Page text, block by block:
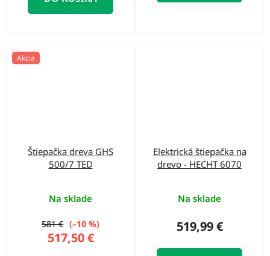
Akcia
Štiepačka dreva GHS
500/7 TED
Na sklade
517,50 €
581 € (–10 %)
Elektrická štiepačka na
drevo - HECHT 6070
Na sklade
519,99 €